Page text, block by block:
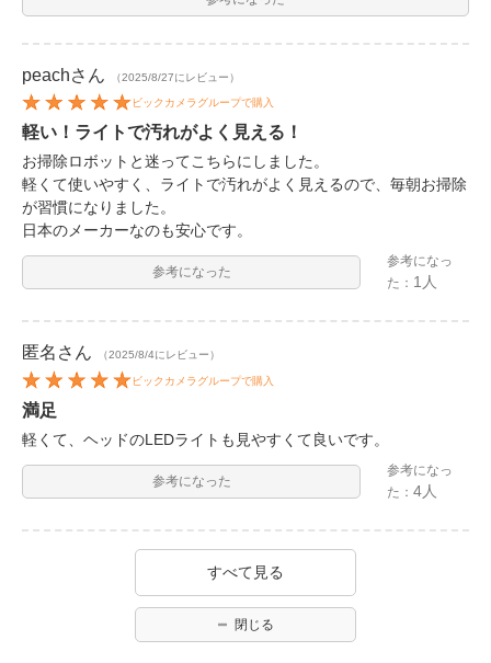
peachさん （2025/8/27にレビュー）
ビックカメラグループで購入
軽い！ライトで汚れがよく見える！
お掃除ロボットと迷ってこちらにしました。
軽くて使いやすく、ライトで汚れがよく見えるので、毎朝お掃除
が習慣になりました。
日本のメーカーなのも安心です。
参考になった
参考になっ
た： 1人
匿名 さん （2025/8/4にレビュー）
ビックカメラグループで購入
満足
軽くて、ヘッドのLEDライトも見やすくて良いです。
参考になった
参考になっ
た：4人
すべて見る
閉じる